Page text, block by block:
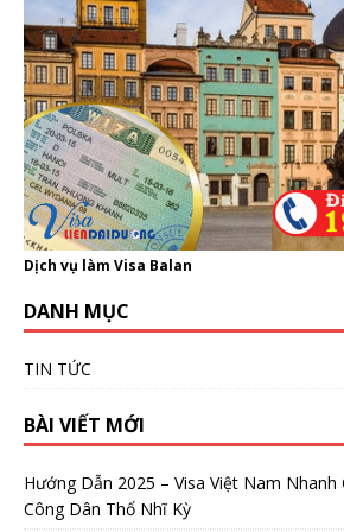
Dịch vụ làm Visa Balan
DANH MỤC
TIN TỨC
BÀI VIẾT MỚI
Hướng Dẫn 2025 – Visa Việt Nam Nhanh
Công Dân Thổ Nhĩ Kỳ